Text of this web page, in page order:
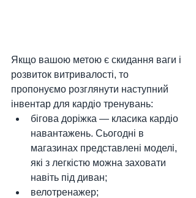
Якщо вашою метою є скидання ваги і
розвиток витривалості, то
пропонуємо розглянути наступний
інвентар для кардіо тренувань:
бігова доріжка — класика кардіо
навантажень. Сьогодні в
магазинах представлені моделі,
які з легкістю можна заховати
навіть під диван;
велотренажер;